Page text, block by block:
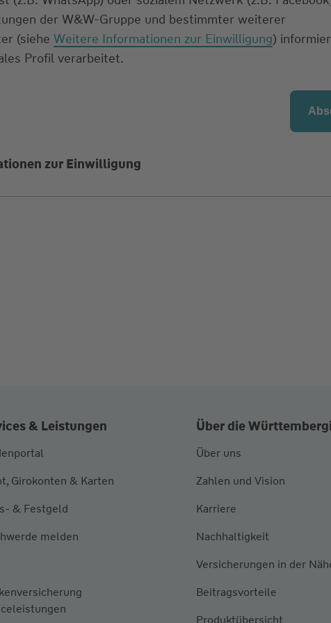
der W&W-Gruppe und bestimmter weiterer
(siehe Weitere Informationen zur Einwilligung)
Profil verarbeitet.
zur Einwilligung
& Leistungen
Girokonten & Karten
& Festgeld
melden
Über die
Über uns
Zahlen und Vision
Karriere
Nachhaltigkeit
Versicherungen in der
Beitragsvorteile